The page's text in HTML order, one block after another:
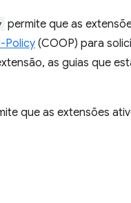
permite que as
Policy (COOP) para
as guias que
que as extensões